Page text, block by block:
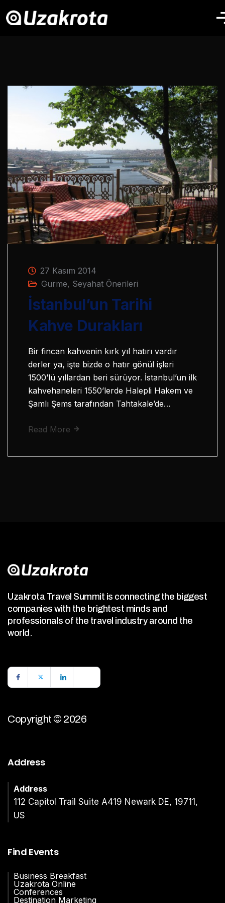
27 Kasım 2014
Gurme, Seyahat Önerileri
İstanbul’un Tarihi
Kahve Durakları
Bir fincan kahvenin kırk yıl hatırı vardır
derler ya, işte bizde o hatır gönül işleri
1500’lü yıllardan beri sürüyor. İstanbul’un ilk
kahvehaneleri 1550’lerde Halepli Hakem ve
Şamlı Şems tarafından Tahtakale’de…
Read More
Uzakrota Travel Summit is connecting the biggest
companies with the brightest minds and
professionals of the travel industry around the
world.
Copyright © 2026
Address
Address
112 Capitol Trail Suite A419 Newark DE, 19711,
US
Find Events
Business Breakfast
Uzakrota Online
Conferences
Destination Marketing